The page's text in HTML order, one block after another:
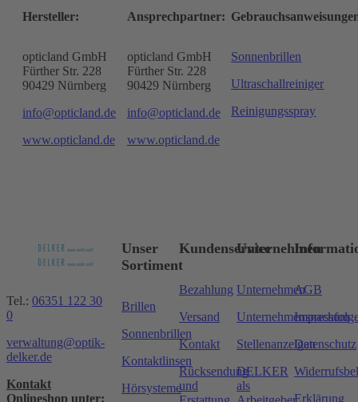
Hersteller:
opticland GmbH
Fürther Str. 228
90429 Nürnberg
info@opticland.de
www.opticland.de
Ansprechpartner:
opticland GmbH
Fürther Str. 228
90429 Nürnberg
info@opticland.de
www.opticland.de
Sonnenbrillen
Ultraschallreiniger
Reinigungsspray
Tel.: 06351 122 30
0
verwaltung@optik-
delker.de
Kontakt
Onlineshop unter:
Unser
Sortiment
Brillen
Sonnenbrillen
Kontaktlinsen
Hörsysteme
Kundenservice
Bezahlung
Versand
Kontakt
Rücksendung
und
Unternehmen
Unternehmen
Stellenanzeigen
DELKER
als
AGB
Impressum
Datenschutz
Erklärung